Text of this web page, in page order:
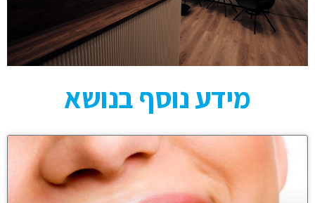
מידע נוסף בנושא